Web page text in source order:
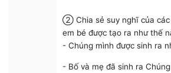
② Chia sẻ suy nghĩ của các
em bé được tạo ra như thế
- Chúng mình được sinh ra
- Bố và mẹ đã sinh ra